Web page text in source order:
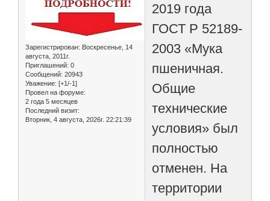
Зарегистрирован: Воскресенье, 14
августа, 2011г.
Приглашений: 0
Сообщений: 20943
Уважение: [+1/-1]
Провел на форуме:
2 года 5 месяцев
Последний визит:
Вторник, 4 августа, 2026г. 22:21:39
2019 года
ГОСТ Р 52189-
2003 «Мука
пшеничная.
Общие
технические
условия» был
полностью
отменен. На
территории